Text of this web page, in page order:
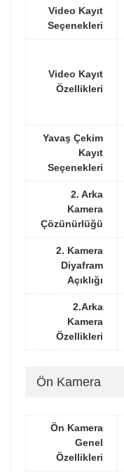
Video Kayıt
Seçenekleri
Video Kayıt
Özellikleri
Yavaş Çekim
Kayıt
Seçenekleri
2. Arka
Kamera
Çözünürlüğü
2. Kamera
Diyafram
Açıklığı
2.Arka
Kamera
Özellikleri
Ön Kamera
Ön Kamera
Genel
Özellikleri